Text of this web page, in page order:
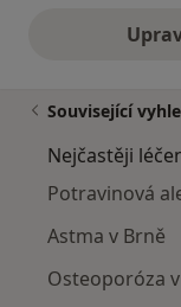
Související
Nejčastěji
Potravinová
Astma v Brně
Osteoporóza